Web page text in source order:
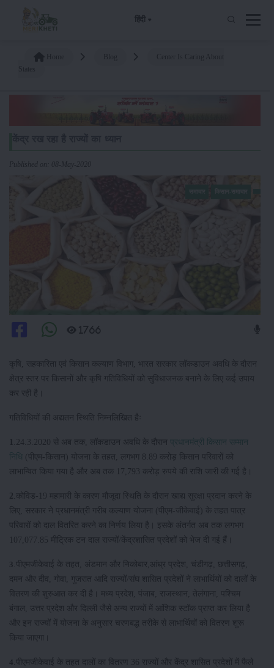
हिंदी
Published on: 08-May-2020
1766
कृषि, सहकारिता एवं किसान कल्याण विभाग, भारत सरकार लॉकडाउन अवधि के दौरान
क्षेत्र स्तर पर किसानों और कृषि गतिविधियों को सुविधाजनक बनाने के लिए कई उपाय
कर रही है।
गतिविधियों की अद्यतन स्थिति निम्नलिखित हैः
1 .24.3.2020 से अब तक, लॉकडाउन अवधि के दौरान
प्रधानमंत्री किसान सम्मान
निधि (पीएम-किसान) योजना के तहत, लगभग 8.89 करोड़ किसान परिवारों को
लाभान्वित किया गया है और अब तक 17,793 करोड़ रुपये की राशि जारी की गई है।
2 .कोविड-19 महामारी के कारण मौजूदा स्थिति के दौरान खाद्य सुरक्षा प्रदान करने के
लिए, सरकार ने प्रधानमंत्री गरीब कल्याण योजना (पीएम-जीकेवाई) के तहत पात्र
परिवारों को दाल वितरित करने का निर्णय लिया है। इसके अंतर्गत अब तक लगभग
107,077.85 मीट्रिक टन दाल राज्यों/केंद्रशासित प्रदेशों को भेज दी गई हैं।
3 .पीएमजीकेवाई के तहत, अंडमान और निकोबार,आंध्र प्रदेश, चंडीगढ़, छत्तीसगढ़,
दमन और दीव, गोवा, गुजरात आदि राज्यों/संघ शासित प्रदेशों ने लाभार्थियों को दालों के
वितरण की शुरुआत कर दी है। मध्य प्रदेश, पंजाब, राजस्थान, तेलंगाना, पश्चिम
बंगाल, उत्तर प्रदेश और दिल्ली जैसे अन्य राज्यों में आंशिक स्टॉक प्राप्त कर लिया है
और इन राज्यों में योजना के अनुसार चरणबद्ध तरीके से लाभार्थियों को वितरण शुरू
किया जाएगा।
4 .पीएमजीकेवाई के तहत दालों का वितरण 36 राज्यों और केंद्र शासित प्रदेशों में फैले